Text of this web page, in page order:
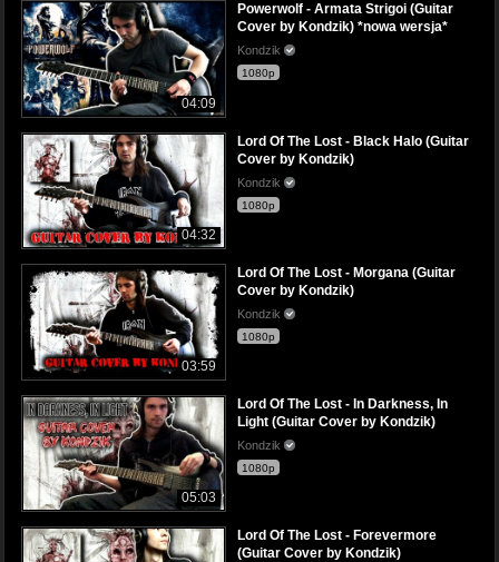
04:09
Powerwolf - Armata Strigoi (Guitar
Cover by Kondzik) *nowa wersja*
Kondzik
1080p
04:32
Lord Of The Lost - Black Halo (Guitar
Cover by Kondzik)
Kondzik
1080p
03:59
Lord Of The Lost - Morgana (Guitar
Cover by Kondzik)
Kondzik
1080p
05:03
Lord Of The Lost - In Darkness, In
Light (Guitar Cover by Kondzik)
Kondzik
1080p
Lord Of The Lost - Forevermore
(Guitar Cover by Kondzik)